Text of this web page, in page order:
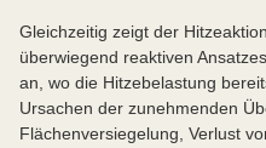
Gleichzeitig zeigt der
überwiegend reaktiven
an, wo die Hitzebelastung
Ursachen der zunehmenden
Flächenversiegelung, Verlust